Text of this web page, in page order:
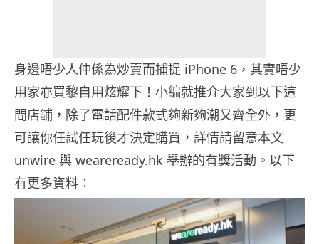
身邊唔少人仲係為炒賣而捕捉 iPhone 6，其實唔少
用家亦買黎自用炫耀下！小編就推介大家到以下這
間店鋪，除了電話配件款式夠新夠潮又齊全外，更
可讓你任試任玩後才決定購買，詳情請留意本文
unwire 與 weareready.hk 舉辦的有獎活動。以下
有更多資料：